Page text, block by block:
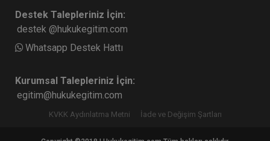
Destek Talepleriniz İçin:
destek @hukukegitim.com
Whatsapp Destek Hattı
Kurumsal Talepleriniz İçin:
egitim@hukukegitim.com
KVKK Aydınlatma Metni İade ve Değişim Şartları